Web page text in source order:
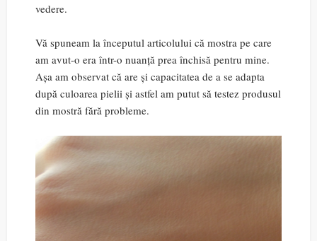
vedere.
Vă spuneam la începutul articolului că mostra pe care
am avut-o era într-o nuanță prea închisă pentru mine.
Așa am observat că are și capacitatea de a se adapta
după culoarea pielii și astfel am putut să testez produsul
din mostră fără probleme.